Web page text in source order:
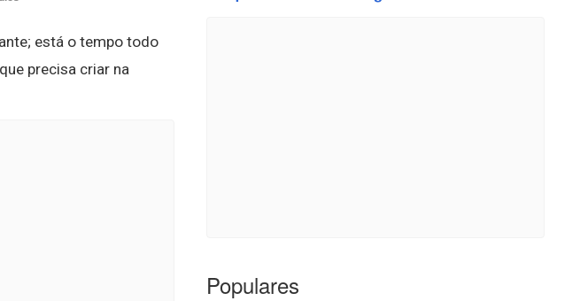
está o tempo todo
precisa criar na
Populares